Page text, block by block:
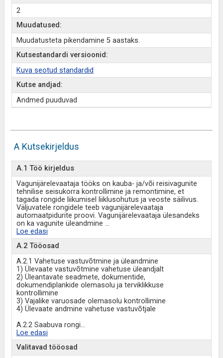
2
Muudatused:
Muudatusteta pikendamine 5 aastaks.
Kutsestandardi versioonid:
Kuva seotud standardid
Kutse andjad:
Andmed puuduvad
A Kutsekirjeldus
A.1 Töö kirjeldus
Vagunijärelevaataja tööks on kauba- ja/või reisivagunite
tehnilise seisukorra kontrollimine ja remontimine, et
tagada rongide liikumisel liiklusohutus ja veoste säilivus.
Väljuvatele rongidele teeb vagunijärelevaataja
automaatpidurite proovi. Vagunijärelevaataja ülesandeks
on ka vagunite üleandmine ...
Loe edasi
A.2 Tööosad
A.2.1 Vahetuse vastuvõtmine ja üleandmine
1) Ülevaate vastuvõtmine vahetuse üleandjalt
2) Üleantavate seadmete, dokumentide,
dokumendiplankide olemasolu ja terviklikkuse
kontrollimine
3) Vajalike varuosade olemasolu kontrollimine
4) Ülevaate andmine vahetuse vastuvõtjale
A.2.2 Saabuva rongi...
Loe edasi
Valitavad tööosad